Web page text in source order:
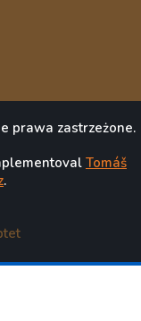
prawa zastrzeżone.
Tomáš
.